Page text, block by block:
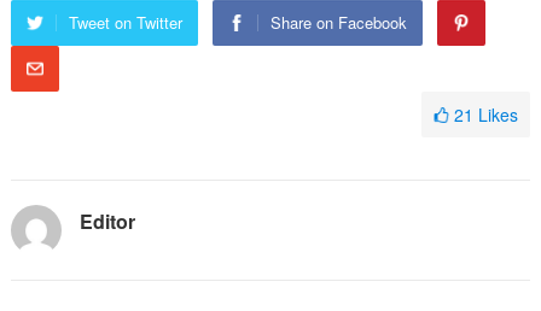
Tweet on Twitter Share on Facebook
21 Likes
Editor